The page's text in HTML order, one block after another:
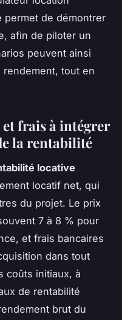
permet de démontrer
afin de piloter un
peuvent ainsi
tout en
frais à intégrer
la rentabilité
locative
locatif net, qui
du projet. Le prix
7 à 8 % pour
et frais bancaires
dans tout
coûts initiaux, à
de rentabilité
brut du